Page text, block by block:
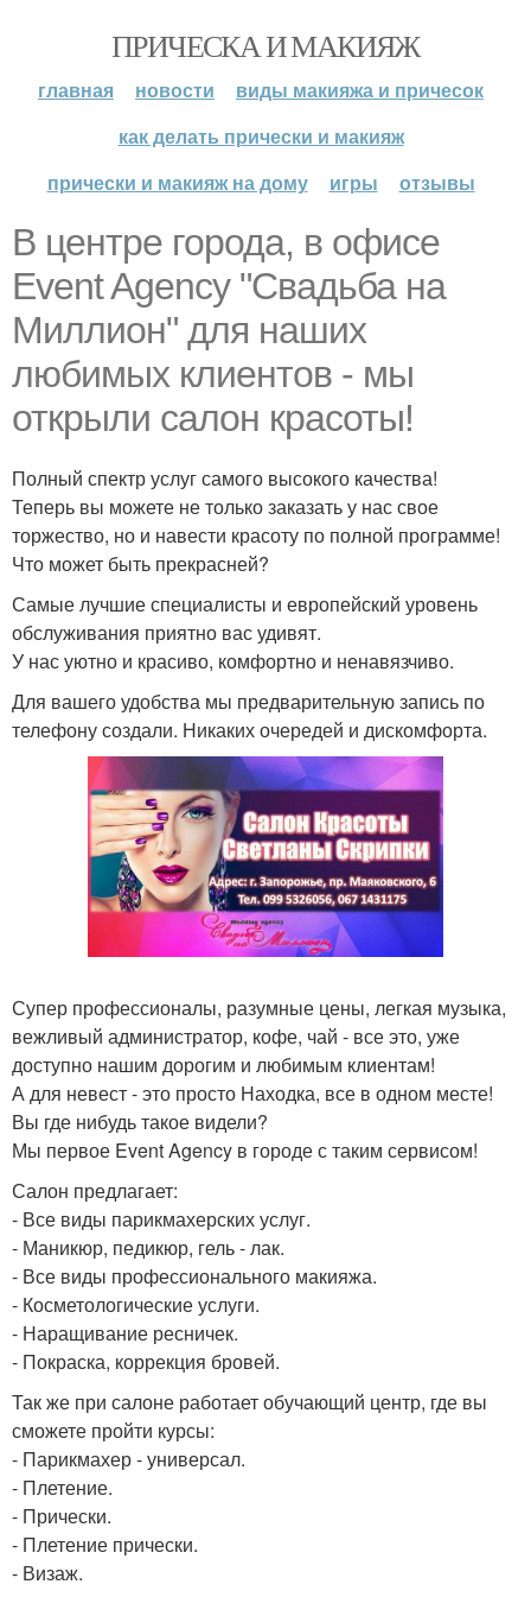
ПРИЧЕСКА И МАКИЯЖ
главная новости
виды макияжа и причесок
как делать прически и макияж
прически и макияж на дому
игры отзывы
В центре города, в офисе
Event Agency "Свадьба на
Миллион" для наших
любимых клиентов - мы
открыли салон красоты!
Полный спектр услуг самого высокого качества!
Теперь вы можете не только заказать у нас свое
торжество, но и навести красоту по полной программе!
Что может быть прекрасней?
Самые лучшие специалисты и европейский уровень
обслуживания приятно вас удивят.
У нас уютно и красиво, комфортно и ненавязчиво.
Для вашего удобства мы предварительную запись по
телефону создали. Никаких очередей и дискомфорта.
Супер профессионалы, разумные цены, легкая музыка,
вежливый администратор, кофе, чай - все это, уже
доступно нашим дорогим и любимым клиентам!
А для невест - это просто Находка, все в одном месте!
Вы где нибудь такое видели?
Мы первое Event Agency в городе с таким сервисом!
Салон предлагает:
- Все виды парикмахерских услуг.
- Маникюр, педикюр, гель - лак.
- Все виды профессионального макияжа.
- Косметологические услуги.
- Наращивание ресничек.
- Покраска, коррекция бровей.
Так же при салоне работает обучающий центр, где вы
сможете пройти курсы:
- Парикмахер - универсал.
- Плетение.
- Прически.
- Плетение прически.
- Визаж.